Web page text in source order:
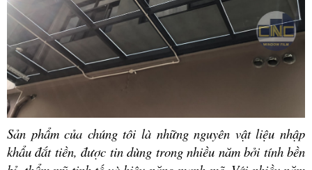
Sản phẩm của chúng tôi là những nguyên vật liệu nhập
khẩu đắt tiền, được tin dùng trong nhiều năm bởi tính bền